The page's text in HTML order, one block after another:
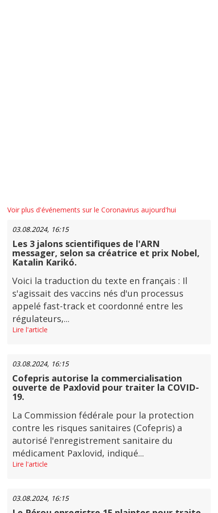
Voir plus d'événements sur le Coronavirus aujourd'hui
03.08.2024, 16:15
Les 3 jalons scientifiques de l'ARN
messager, selon sa créatrice et prix Nobel,
Katalin Karikó.
Voici la traduction du texte en français : Il
s'agissait des vaccins nés d'un processus
appelé fast-track et coordonné entre les
régulateurs,...
Lire l'article
03.08.2024, 16:15
Cofepris autorise la commercialisation
ouverte de Paxlovid pour traiter la COVID-
19.
La Commission fédérale pour la protection
contre les risques sanitaires (Cofepris) a
autorisé l'enregistrement sanitaire du
médicament Paxlovid, indiqué...
Lire l'article
03.08.2024, 16:15